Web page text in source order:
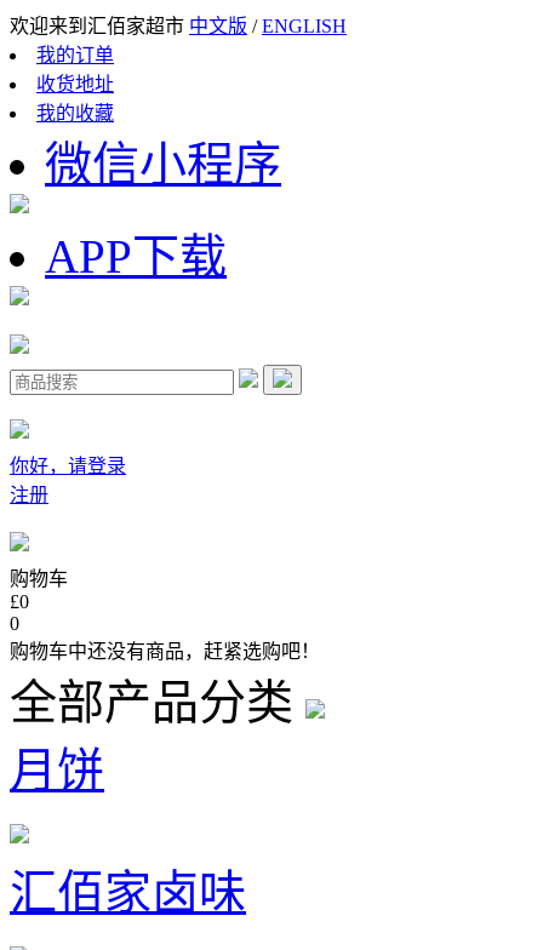
欢迎来到汇佰家超市 中文版 /ENGLISH
我的订单
收货地址
我的收藏
微信小程序
APP下载
你好，请登录
注册
购物车
£0
0
购物车中还没有商品，赶紧选购吧！
全部产品分类
月饼
汇佰家卤味